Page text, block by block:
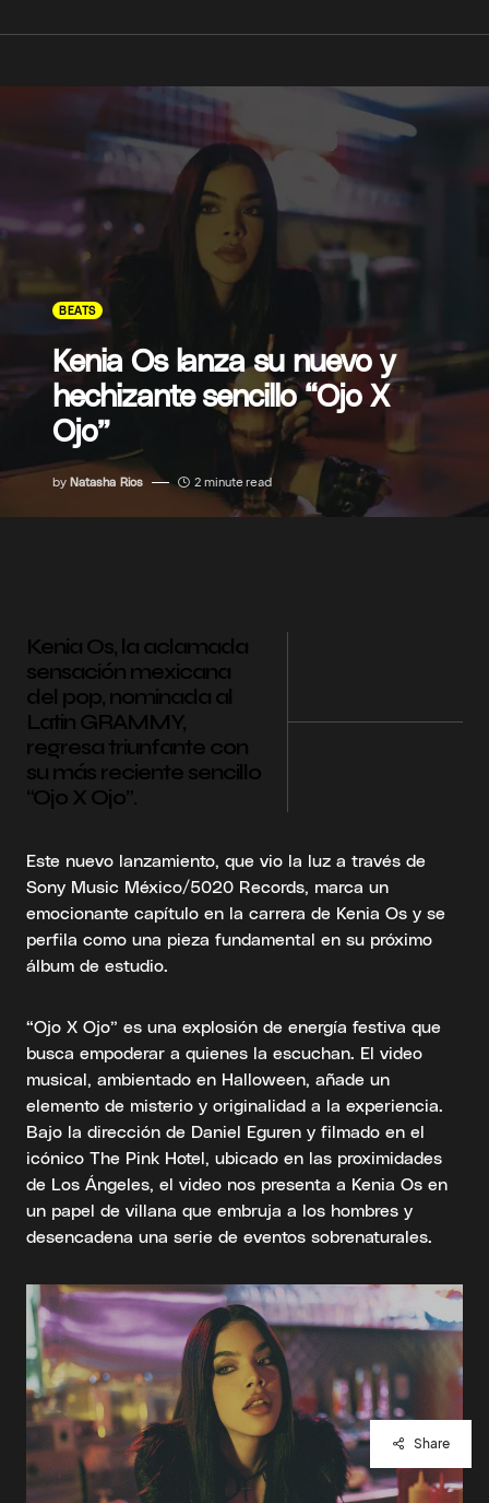
BEATS
Kenia Os lanza su nuevo y
hechizante sencillo “Ojo X
Ojo”
by Natasha Rios 2 minute read
Kenia Os, la aclamada
sensación mexicana
del pop, nominada al
Latin GRAMMY,
regresa triunfante con
su más reciente sencillo
“Ojo X Ojo”.
Este nuevo lanzamiento, que vio la luz a través de
Sony Music México/5020 Records, marca un
emocionante capítulo en la carrera de Kenia Os y se
perfila como una pieza fundamental en su próximo
álbum de estudio.
“Ojo X Ojo” es una explosión de energía festiva que
busca empoderar a quienes la escuchan. El video
musical, ambientado en Halloween, añade un
elemento de misterio y originalidad a la experiencia.
Bajo la dirección de Daniel Eguren y filmado en el
icónico The Pink Hotel, ubicado en las proximidades
de Los Ángeles, el video nos presenta a Kenia Os en
un papel de villana que embruja a los hombres y
desencadena una serie de eventos sobrenaturales.
Share